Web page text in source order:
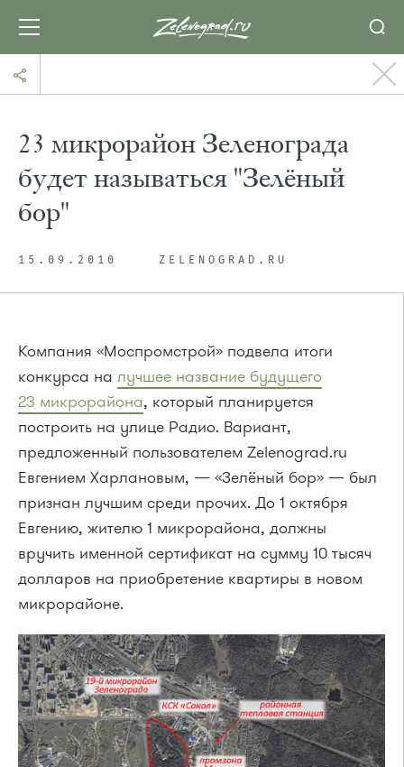
23 микрорайон Зеленограда
будет называться "Зелёный
бор"
15.09.2010 ZELENOGRAD.RU
Компания «Моспромстрой» подвела итоги
конкурса на лучшее название будущего
23 микрорайона, который планируется
построить на улице Радио. Вариант,
предложенный пользователем Zelenograd.ru
Евгением Харлановым, — «Зелёный бор» — был
признан лучшим среди прочих. До 1 октября
Евгению, жителю 1 микрорайона, должны
вручить именной сертификат на сумму 10 тысяч
долларов на приобретение квартиры в новом
микрорайоне.